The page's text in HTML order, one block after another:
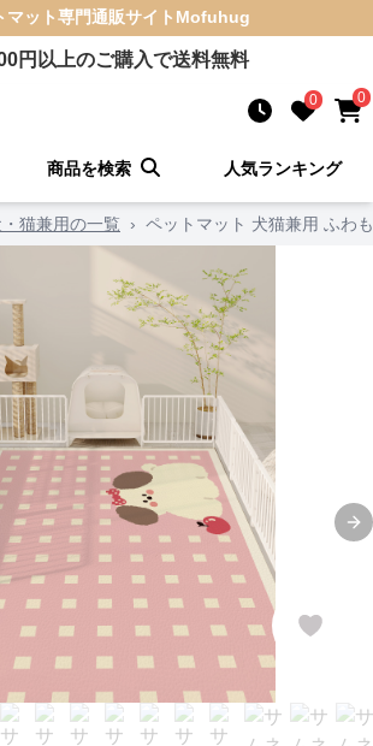
マット専門通販サイト Mofuhug
円以上のご購入で送料無料
0 0
商品を検索 人気ランキング
・猫兼用の一覧 › ペットマット 犬猫兼用 ふわ